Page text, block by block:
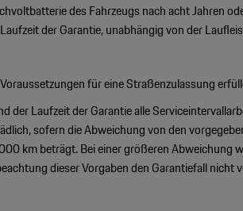
des Fahrzeugs nach acht Jahren
der Garantie, unabhängig von der
für eine Straßenzulassung
Laufzeit der Garantie alle
sofern die Abweichung von den
km beträgt. Bei einer größeren Abweichung
dieser Vorgaben den Garantiefall nicht